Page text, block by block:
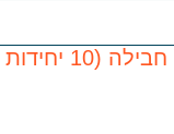
חבילה (10 יחידות מאותו סוג)